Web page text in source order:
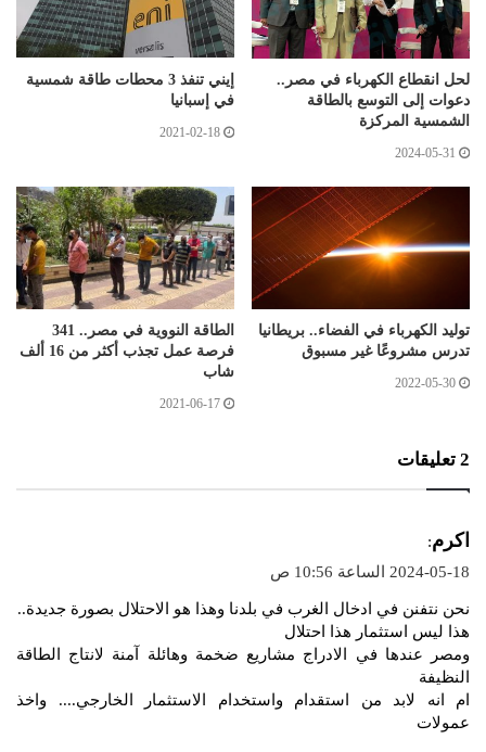
لحل انقطاع الكهرباء في مصر..
دعوات إلى التوسع بالطاقة
الشمسية المركزة
2024-05-31
إيني تنفذ 3 محطات طاقة شمسية
في إسبانيا
2021-02-18
توليد الكهرباء في الفضاء.. بريطانيا
تدرس مشروعًا غير مسبوق
2022-05-30
الطاقة النووية في مصر.. 341
فرصة عمل تجذب أكثر من 16 ألف
شاب
2021-06-17
‫2 تعليقات
ي
ق
ل
اكرم:
2024-05-18 الساعة 10:56 ص
نحن نتفنن في ادخال الغرب في بلدنا وهذا هو الاحتلال بصورة جديدة..
هذا ليس استثمار هذا احتلال
ومصر عندها في الادراج مشاريع ضخمة وهائلة آمنة لانتاج الطاقة
النظيفة
ام انه لابد من استقدام واستخدام الاستثمار الخارجي.... واخذ
عمولات